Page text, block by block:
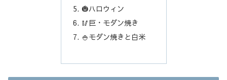
🎃ハロウィン
🥢巨・モダン焼き
🍚モダン焼きと白米